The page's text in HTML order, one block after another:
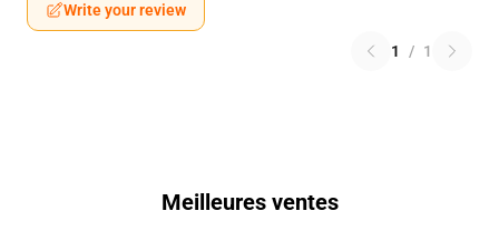
Write your review
1 / 1
Meilleures ventes